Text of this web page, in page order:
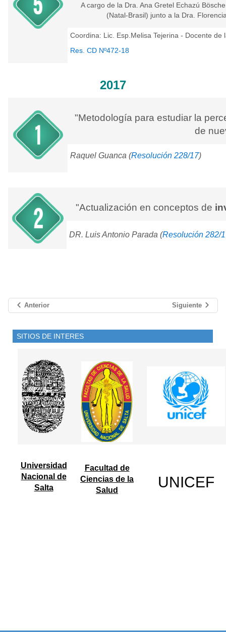
A cargo de la Dra. Ana Gretel Echazú
(Natal-Brasil) junto a la Dra.
Coordina: Lic. Esp.Melisa Tejerina - Docente de
Res. CD Nº472-18
2017
"Metodología para estudiar la
de
Raquel Guanca (Resolución 228/17)
"Actualización en conceptos de
DR. Luis Antonio Parada (Resolución 282/
Anterior Siguiente
SITIOS DE INTERES
Universidad
Nacional de
Salta
Facultad de
Ciencias de la
Salud
UNICEF